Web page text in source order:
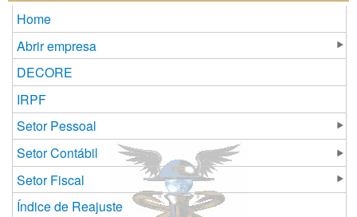
Home
Abrir empresa
DECORE
IRPF
Setor Pessoal
Setor Contábil
Setor Fiscal
Índice de Reajuste